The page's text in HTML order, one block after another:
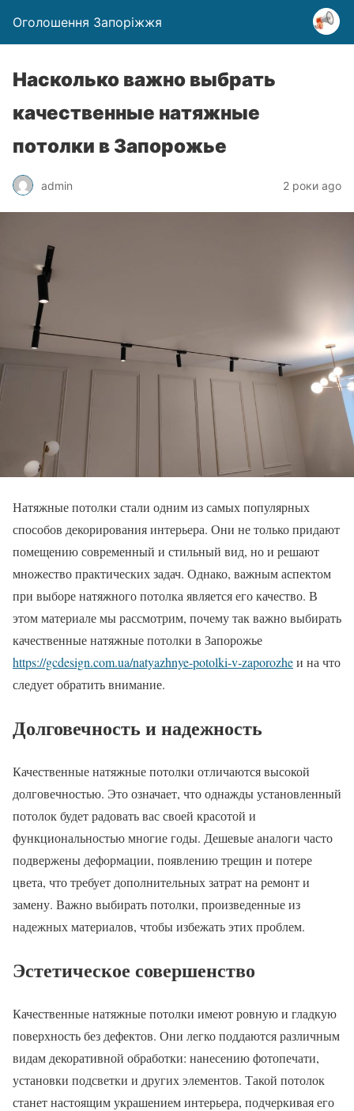
Оголошення Запоріжжя
Насколько важно выбрать
качественные натяжные
потолки в Запорожье
admin 2 роки ago
Натяжные потолки стали одним из самых популярных
способов декорирования интерьера. Они не только придают
помещению современный и стильный вид, но и решают
множество практических задач. Однако, важным аспектом
при выборе натяжного потолка является его качество. В
этом материале мы рассмотрим, почему так важно выбирать
качественные натяжные потолки в Запорожье
https://gcdesign.com.ua/natyazhnye-potolki-v-zaporozheи на что
следует обратить внимание.
Долговечность и надежность
Качественные натяжные потолки отличаются высокой
долговечностью. Это означает, что однажды установленный
потолок будет радовать вас своей красотой и
функциональностью многие годы. Дешевые аналоги часто
подвержены деформации, появлению трещин и потере
цвета, что требует дополнительных затрат на ремонт и
замену. Важно выбирать потолки, произведенные из
надежных материалов, чтобы избежать этих проблем.
Эстетическое совершенство
Качественные натяжные потолки имеют ровную и гладкую
поверхность без дефектов. Они легко поддаются различным
видам декоративной обработки: нанесению фотопечати,
установки подсветки и других элементов. Такой потолок
станет настоящим украшением интерьера, подчеркивая его